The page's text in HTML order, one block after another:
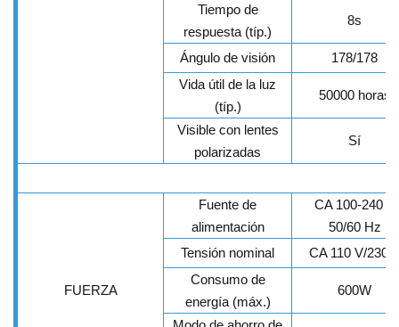
Tiempo de
respuesta (típ.)
8s
Ángulo de visión
178/178
Vida útil de la luz
(típ.)
50000 horas
Visible con lentes
polarizadas
Sí
FUERZA
Fuente de
alimentación
CA 100-240 V
50/60 Hz
Tensión nominal
CA 110 V/230
Consumo de
energía (máx.)
600W